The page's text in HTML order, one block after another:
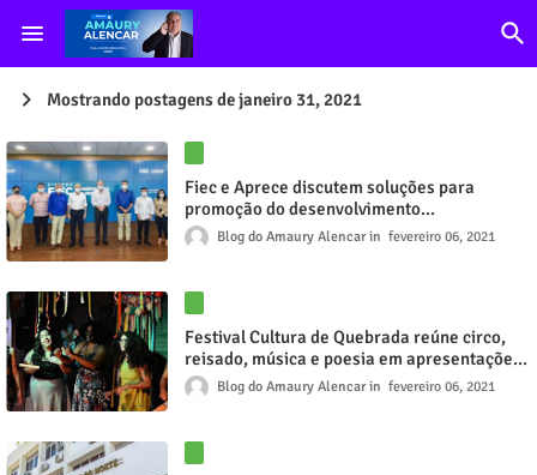
Mostrando postagens de janeiro 31, 2021
Fiec e Aprece discutem soluções para
promoção do desenvolvimento
socioeconômico municipal
Blog do Amaury Alencar fevereiro 06, 2021
Festival Cultura de Quebrada reúne circo,
reisado, música e poesia em apresentações
online e presenciais neste fim de semana
Blog do Amaury Alencar fevereiro 06, 2021